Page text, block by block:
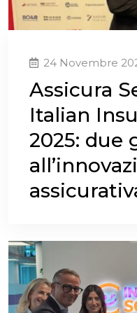
24 Novembre
Assicura
Italian
2025: due